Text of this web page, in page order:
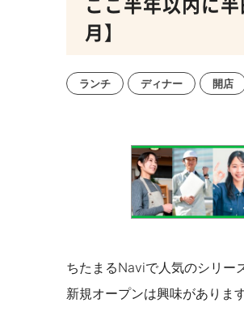
月】
ランチ ディナー 開店
ちたまるNaviで人気のシリー
新規オープンは興味がありま